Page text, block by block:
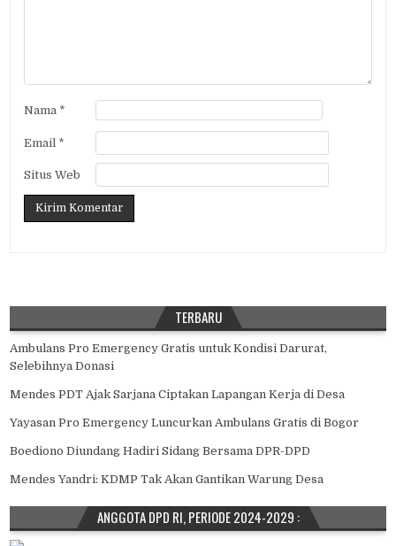
Nama *
Email *
Situs Web
TERBARU
Ambulans Pro Emergency Gratis untuk Kondisi Darurat,
Selebihnya Donasi
Mendes PDT Ajak Sarjana Ciptakan Lapangan Kerja di Desa
Yayasan Pro Emergency Luncurkan Ambulans Gratis di Bogor
Boediono Diundang Hadiri Sidang Bersama DPR-DPD
Mendes Yandri: KDMP Tak Akan Gantikan Warung Desa
ANGGOTA DPD RI, PERIODE 2024-2029 :